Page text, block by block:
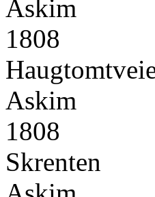
Askim
1808
Askim
1808
Skrenten